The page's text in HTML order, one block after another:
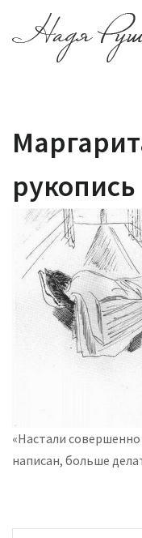
«Настали
написан, больше